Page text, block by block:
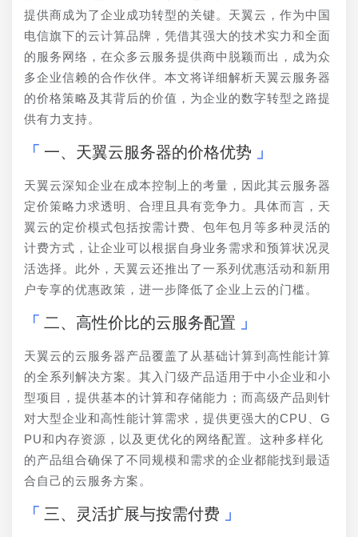
提供商成为了企业成功转型的关键。天翼云，作为中国
电信旗下的云计算品牌，凭借其强大的技术实力和全面
的服务网络，在众多云服务提供商中脱颖而出，成为众
多企业信赖的合作伙伴。本文将详细解析天翼云服务器
的价格策略及其背后的价值，为企业的数字转型之路提
供有力支持。
一、天翼云服务器的价格优势
天翼云深知企业在成本控制上的考量，因此其云服务器
定价策略力求透明、合理且具有竞争力。具体而言，天
翼云的定价模式包括按需计费、包年包月等多种灵活的
计费方式，让企业可以根据自身业务需求和预算状况灵
活选择。此外，天翼云还推出了一系列优惠活动和新用
户专享的优惠政策，进一步降低了企业上云的门槛。
二、高性价比的云服务配置
天翼云的云服务器产品覆盖了从基础计算到高性能计算
的全系列解决方案。其入门级产品适用于中小企业和小
型项目，提供基本的计算和存储能力；而高级产品则针
对大型企业和高性能计算需求，提供更强大的CPU、G
PU和内存资源，以及更优化的网络配置。这种多样化
的产品组合确保了不同规模和需求的企业都能找到最适
合自己的云服务方案。
三、灵活扩展与按需付费